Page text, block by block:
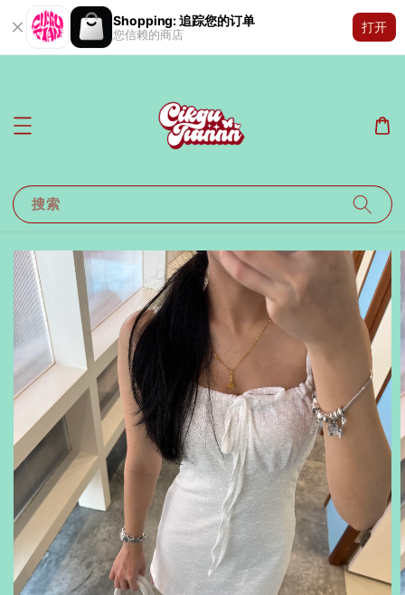
Shopping: 追踪您的订单
您信赖的商店
打开
搜索